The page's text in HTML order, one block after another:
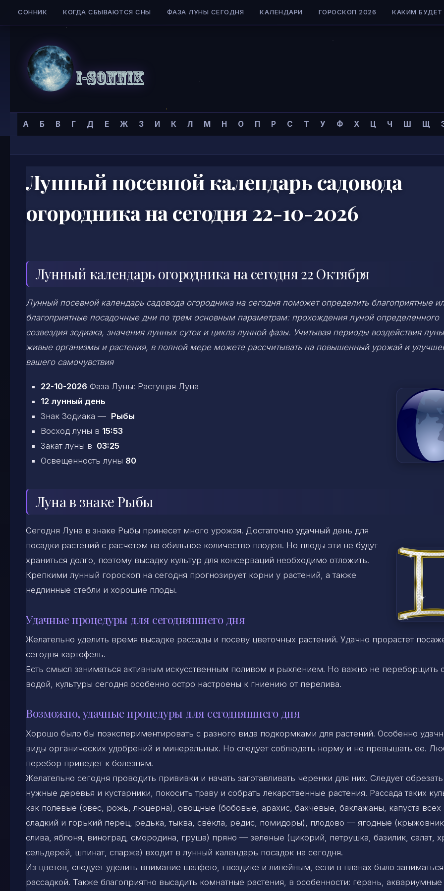
Skip to content
СОННИК КОГДА СБЫВАЮТСЯ СНЫ ФАЗА ЛУНЫ СЕГОДНЯ КАЛЕНДАРИ ГОРОСКОП 2026 КАКИМ БУДЕТ
Сонник
I-
А Б В Г Д Е Ж З И К Л М Н О П Р С Т У Ф Х Ц Ч Ш Щ
Главная страница
Лунный посевной календарь садовода
огородника на сегодня 22-10-2026
Лунный календарь огородника на сегодня 22 Октября
Лунный посевной календарь садовода огородника на сегодня поможет определить благоприятные
благоприятные посадочные дни по трем основным параметрам: прохождения луной определенного
созвездия зодиака, значения лунных суток и цикла лунной фазы. Учитывая периоды воздействия
живые организмы и растения, в полной мере можете рассчитывать на повышенный урожай и
вашего самочувствия
22-10-2026 Фаза Луны: Растущая Луна
12 лунный день
Знак Зодиака — Рыбы
Восход луны в 15:53
Закат луны в 03:25
Освещенность луны 80
Луна в знаке Рыбы
Сегодня Луна в знаке Рыбы принесет много урожая. Достаточно удачный день для
посадки растений с расчетом на обильное количество плодов. Но плоды эти не будут
храниться долго, поэтому высадку культур для консерваций необходимо отложить.
Крепкими лунный гороскоп на сегодня прогнозирует корни у растений, а также
недлинные стебли и хорошие плоды.
Удачные процедуры для сегодняшнего дня
Желательно уделить время высадке рассады и посеву цветочных растений. Удачно прорастет
сегодня картофель.
Есть смысл заниматься активным искусственным поливом и рыхлением. Но важно не переборщить
водой, культуры сегодня особенно остро настроены к гниению от перелива.
Возможно, удачные процедуры для сегодняшнего дня
Хорошо было бы поэкспериментировать с разного вида подкормками для растений. Особенно
виды органических удобрений и минеральных. Но следует соблюдать норму и не превышать ее.
перебор приведет к болезням.
Желательно сегодня проводить прививки и начать заготавливать черенки для них. Следует обрезать
нужные деревья и кустарники, покосить траву и собрать лекарственные растения. Рассада таких
как полевые (овес, рожь, люцерна), овощные (бобовые, арахис, бахчевые, баклажаны, капуста всех
сладкий и горький перец, редька, тыква, свёкла, редис, помидоры), плодово — ягодные (крыжовник,
слива, яблоня, виноград, смородина, груша) пряно — зеленые (цикорий, петрушка, базилик, салат,
сельдерей, шпинат, спаржа) входит в лунный календарь посадок на сегодня.
Из цветов, следует уделить внимание шалфею, гвоздике и лилейным, если в планах было
рассадкой. Также благоприятно высадить комнатные растения, в особенности: герань, аквариумные